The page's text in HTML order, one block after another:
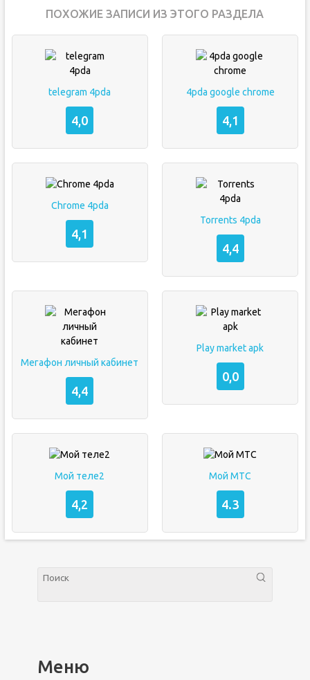
ПОХОЖИЕ ЗАПИСИ ИЗ ЭТОГО РАЗДЕЛА
telegram 4pda
4,0
4pda google chrome
4,1
Chrome 4pda
4,1
Torrents 4pda
4,4
Мегафон личный кабинет
4,4
Play market apk
0,0
Мой теле2
4,2
Мой МТС
4.3
Меню